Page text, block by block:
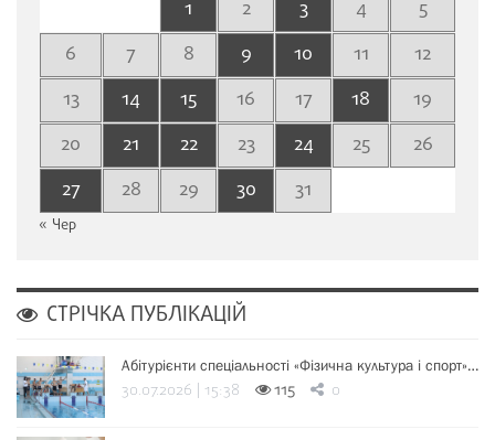
1 2 3 4
5
6
7 8 9 10 11
12
13
14 15 16 17 18
19
20
21 22 23 24 25
26
27
28 29 30 31
« Чер
СТРІЧКА ПУБЛІКАЦІЙ
Абітурієнти спеціальності «Фізична культура і спорт»…
30.07.2026 | 15:38 115 0